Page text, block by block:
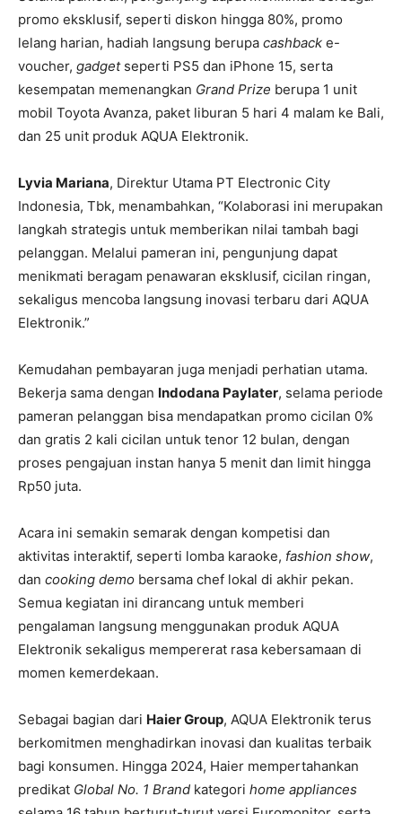
promo eksklusif, seperti diskon hingga 80%, promo
lelang harian, hadiah langsung berupa cashback e-
voucher, gadgetseperti PS5 dan iPhone 15, serta
kesempatan memenangkan Grand Prize berupa 1 unit
mobil Toyota Avanza, paket liburan 5 hari 4 malam ke Bali,
dan 25 unit produk AQUA Elektronik.
Lyvia Mariana, Direktur Utama PT Electronic City
Indonesia, Tbk, menambahkan, “Kolaborasi ini merupakan
langkah strategis untuk memberikan nilai tambah bagi
pelanggan. Melalui pameran ini, pengunjung dapat
menikmati beragam penawaran eksklusif, cicilan ringan,
sekaligus mencoba langsung inovasi terbaru dari AQUA
Elektronik.”
Kemudahan pembayaran juga menjadi perhatian utama.
Bekerja sama dengan Indodana Paylater, selama periode
pameran pelanggan bisa mendapatkan promo cicilan 0%
dan gratis 2 kali cicilan untuk tenor 12 bulan, dengan
proses pengajuan instan hanya 5 menit dan limit hingga
Rp50 juta.
Acara ini semakin semarak dengan kompetisi dan
aktivitas interaktif, seperti lomba karaoke, fashion show,
dan cooking demo bersama chef lokal di akhir pekan.
Semua kegiatan ini dirancang untuk memberi
pengalaman langsung menggunakan produk AQUA
Elektronik sekaligus mempererat rasa kebersamaan di
momen kemerdekaan.
Sebagai bagian dari Haier Group, AQUA Elektronik terus
berkomitmen menghadirkan inovasi dan kualitas terbaik
bagi konsumen. Hingga 2024, Haier mempertahankan
predikat Global No. 1 Brand kategori home appliances